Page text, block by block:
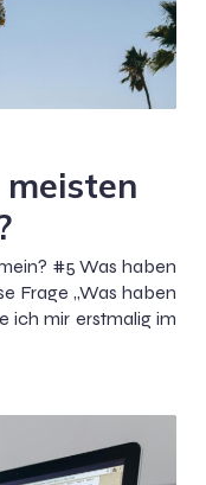
#5 Was haben
Frage „Was haben
ich mir erstmalig im